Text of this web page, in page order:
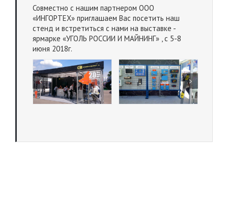
Совместно с нашим партнером ООО
«ИНГОРТЕХ» приглашаем Вас посетить наш
стенд и встретиться с нами на выставке -
ярмарке «УГОЛЬ РОССИИ И МАЙНИНГ» , с 5-8
июня 2018г.